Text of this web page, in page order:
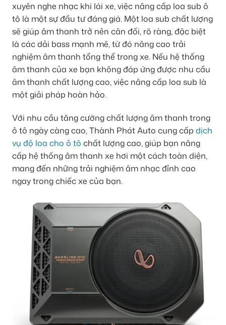
xuyên nghe nhạc khi lái xe, việc nâng cấp loa sub ô
tô là một sự đầu tư đáng giá. Một loa sub chất lượng
sẽ giúp âm thanh trở nên cân đối, rõ ràng, đặc biệt
là các dải bass mạnh mẽ, từ đó nâng cao trải
nghiệm âm thanh tổng thể trong xe. Nếu hệ thống
âm thanh của xe bạn không đáp ứng được nhu cầu
âm thanh chất lượng cao, việc nâng cấp loa sub là
một giải pháp hoàn hảo.
Với nhu cầu tăng cường chất lượng âm thanh trong
ô tô ngày càng cao, Thành Phát Auto cung cấp dịch
vụ độ loa cho ô tô chất lượng cao, giúp bạn nâng
cấp hệ thống âm thanh xe hơi một cách toàn diện,
mang đến những trải nghiệm âm nhạc đỉnh cao
ngay trong chiếc xe của bạn.